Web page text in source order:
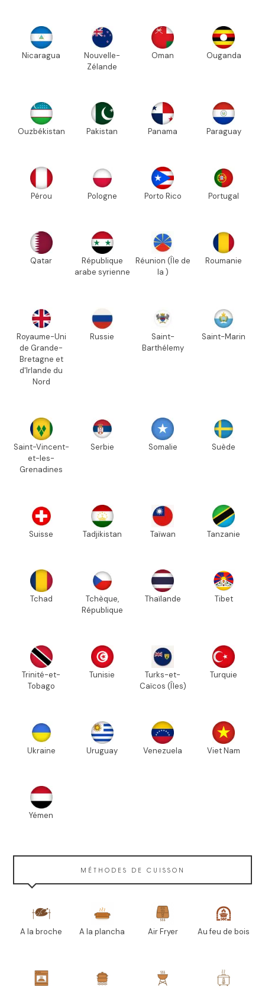
Nicaragua
Nouvelle-
Zélande
Oman Ouganda
Ouzbékistan Pakistan Panama Paraguay
Pérou Pologne Porto Rico Portugal
Qatar
République
arabe syrienne
Réunion (Île de
la )
Roumanie
Royaume-Uni
de Grande-
Bretagne et
d'Irlande du
Nord
Russie
Saint-
Barthélemy
Saint-Marin
Saint-Vincent-
et-les-
Grenadines
Serbie Somalie Suède
Suisse Tadjikistan Taïwan Tanzanie
Tchad
Tchèque,
République
Thaïlande Tibet
Trinité-et-
Tobago
Tunisie
Turks-et-
Caïcos (Îles)
Turquie
Ukraine Uruguay Venezuela Viet Nam
Yémen
MÉTHODES DE CUISSON
A la broche A la plancha Air Fryer Au feu de bois